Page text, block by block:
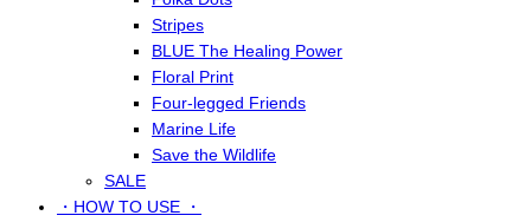
Stripes
BLUE The Healing Power
Floral Print
Four-legged Friends
Marine Life
Save the Wildlife
SALE
・HOW TO USE ・